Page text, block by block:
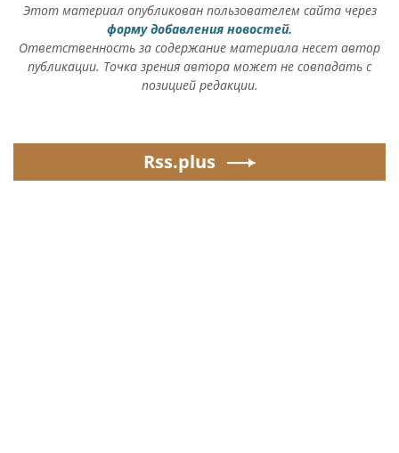
Этот материал опубликован пользователем сайта через
форму добавления новостей.
Ответственность за содержание материала несет автор
публикации. Точка зрения автора может не совпадать с
позицией редакции.
Rss.plus